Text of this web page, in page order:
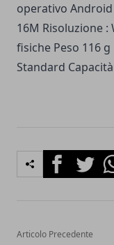
operativo Android
16M Risoluzione :
fisiche Peso 116
Standard
FacebookTwitter
Articolo Precedente